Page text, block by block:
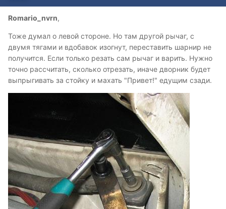
Romario_nvrn,
Тоже думал о левой стороне. Но там другой рычаг, с
двумя тягами и вдобавок изогнут, переставить шарнир не
получится. Если только резать сам рычаг и варить. Нужно
точно рассчитать, сколько отрезать, иначе дворник будет
выпрыгивать за стойку и махать "Привет!" едущим сзади.